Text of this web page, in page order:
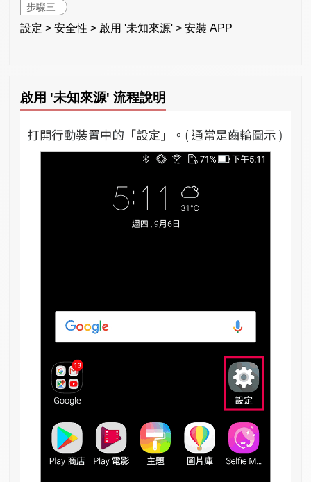
步驟三
設定 > 安全性 > 啟用 '未知來源' > 安裝 APP
啟用 '未知來源' 流程說明